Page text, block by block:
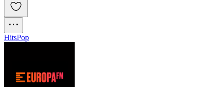
HitsPop